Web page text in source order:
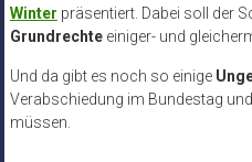
Winter präsentiert. Dabei soll der
Grundrechteeiniger- und
Und da gibt es noch so einige
Verabschiedung im Bundestag
müssen.